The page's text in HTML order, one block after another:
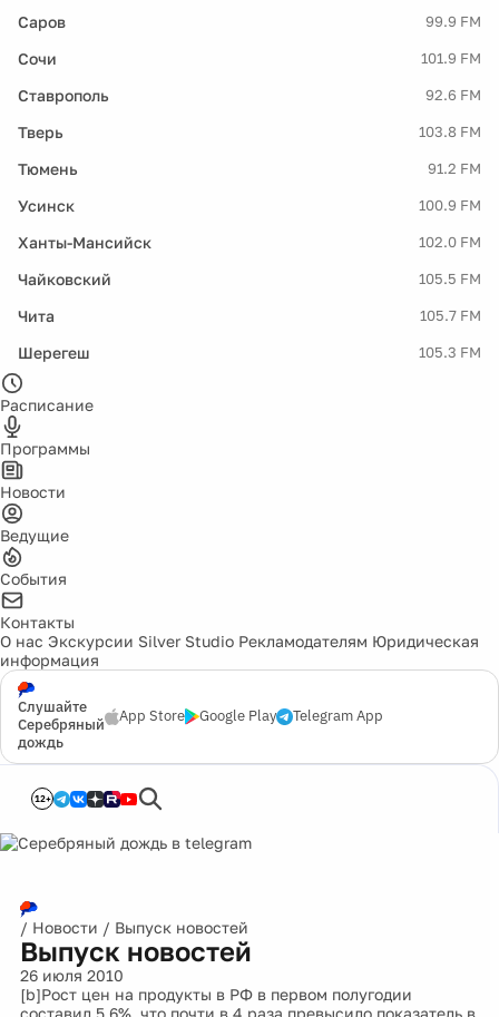
Саров 99.9 FM
Сочи 101.9 FM
Ставрополь 92.6 FM
Тверь 103.8 FM
Тюмень 91.2 FM
Усинск 100.9 FM
Ханты-Мансийск 102.0 FM
Чайковский 105.5 FM
Чита 105.7 FM
Шерегеш 105.3 FM
Расписание
Программы
Новости
Ведущие
События
Контакты
О нас Экскурсии Silver Studio Рекламодателям Юридическая
информация
Слушайте
Серебряный
дождь
App Store Google Play Telegram App
12+
/ Новости / Выпуск новостей
Выпуск новостей
26 июля 2010
[b]Рост цен на продукты в РФ в первом полугодии